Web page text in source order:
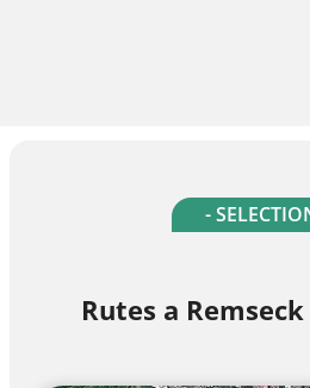
-
Rutes a